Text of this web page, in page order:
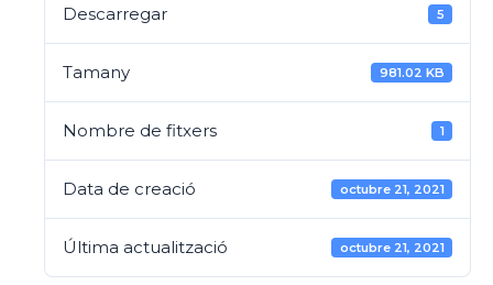
Descarregar 5
Tamany 981.02 KB
Nombre de fitxers 1
Data de creació octubre 21, 2021
Última actualització octubre 21, 2021